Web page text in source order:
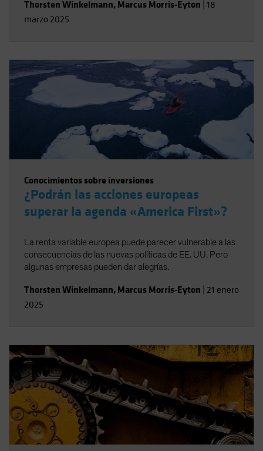
Thorsten Winkelmann, Marcus Morris-Eyton 18
marzo 2025
Conocimientos sobre inversiones
¿Podrán las acciones europeas
superar la agenda «America First»?
La renta variable europea puede parecer vulnerable a las
consecuencias de las nuevas políticas de EE. UU. Pero
algunas empresas pueden dar alegrías.
Thorsten Winkelmann, Marcus Morris-Eyton 21 enero
2025